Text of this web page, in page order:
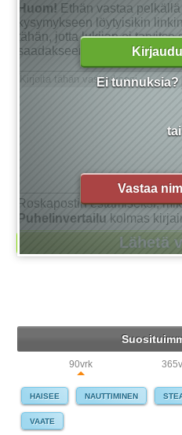
Ei tunnuksia?
tai
Vastaa
Huom! Ethän vastaa
kysymykseen löytyisikin
tähän, jotta lukijan ei tarvitse
saadakseen tarkan
Roskapostin estämiseksi,
Puhelinvertailu kolmas
90vrk
HAISEE NAUTTIMINEN
VAATE